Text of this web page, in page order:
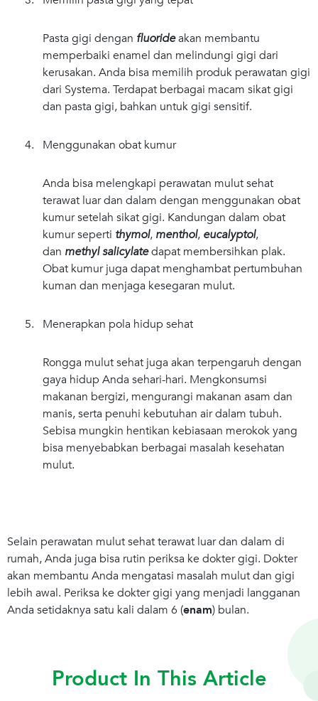
Pasta gigi dengan fluorideakan membantu
memperbaiki enamel dan melindungi gigi dari
kerusakan. Anda bisa memilih produk perawatan gigi
dari Systema. Terdapat berbagai macam sikat gigi
dan pasta gigi, bahkan untuk gigi sensitif.
4. Menggunakan obat kumur
Anda bisa melengkapi perawatan mulut sehat
terawat luar dan dalam dengan menggunakan obat
kumur setelah sikat gigi. Kandungan dalam obat
kumur seperti thymol, menthol, eucalyptol,
dan methyl salicylatedapat membersihkan plak.
Obat kumur juga dapat menghambat pertumbuhan
kuman dan menjaga kesegaran mulut.
5. Menerapkan pola hidup sehat
Rongga mulut sehat juga akan terpengaruh dengan
gaya hidup Anda sehari-hari. Mengkonsumsi
makanan bergizi, mengurangi makanan asam dan
manis, serta penuhi kebutuhan air dalam tubuh.
Sebisa mungkin hentikan kebiasaan merokok yang
bisa menyebabkan berbagai masalah kesehatan
mulut.
Selain perawatan mulut sehat terawat luar dan dalam di
rumah, Anda juga bisa rutin periksa ke dokter gigi. Dokter
akan membantu Anda mengatasi masalah mulut dan gigi
lebih awal. Periksa ke dokter gigi yang menjadi langganan
Anda setidaknya satu kali dalam 6 (enam) bulan.
Product In This Article